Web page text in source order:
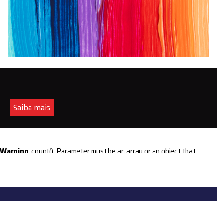
Saiba mais
Warning: count(): Parameter must be an array or an object that
content/themes/sintequimica/index.php